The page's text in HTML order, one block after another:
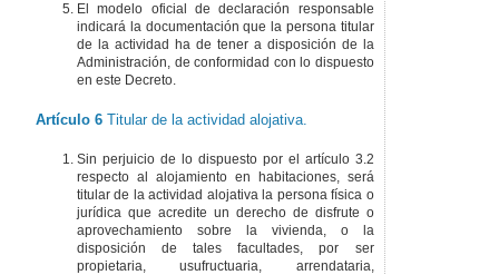
El modelo oficial de declaración responsable
indicará la documentación que la persona titular
de la actividad ha de tener a disposición de la
Administración, de conformidad con lo dispuesto
en este Decreto.
Artículo 6 Titular de la actividad alojativa.
Sin perjuicio de lo dispuesto por el artículo 3.2
respecto al alojamiento en habitaciones, será
titular de la actividad alojativa la persona física o
jurídica que acredite un derecho de disfrute o
aprovechamiento sobre la vivienda, o la
disposición de tales facultades, por ser
propietaria, usufructuaria, arrendataria,